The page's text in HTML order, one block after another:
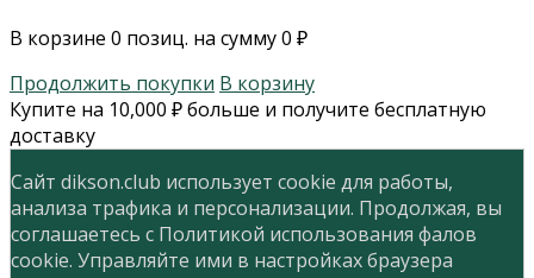
В корзине 0 позиц. на сумму0 ₽
Продолжить покупки В корзину
Купите на 10,000 ₽больше и получите бесплатную
доставку
Сайт dikson.club использует cookie для работы,
анализа трафика и персонализации. Продолжая, вы
соглашаетесь с Политикой использования фалов
cookie. Управляйте ими в настройках браузера